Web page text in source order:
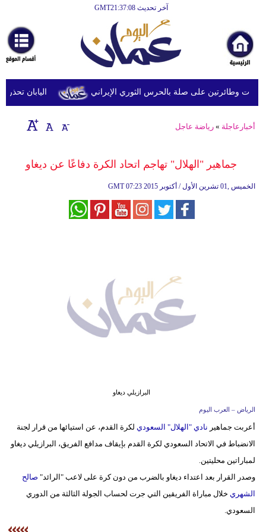
آخر تحديث GMT21:37:08
أخبارعاجلة
رياضة
ثقافة
إقتصاد
وموسيقى
علوم
وتكنولوجيا
مدوَّنات
أبراج
اليابان تحذر من على صلة بالحرس الثوري الإيراني
أخبارعاجلة »رياضة عاجل
جماهير "الهلال" تهاجم اتحاد الكرة دفاعًا عن ديغاو
GMT 07:23 2015 الخميس ,01 تشرين الأول / أكتوبر
البرازيلي ديغاو
الرياض – العرب اليوم
أعربت جماهير نادي "الهلال" السعودي لكرة القدم، عن استيائها من قرار لجنة
الانضباط في الاتحاد السعودي لكرة القدم بإيقاف مدافع الفريق، البرازيلي ديغاو
لمباراتين محليتين.
وصدر القرار بعد اعتداء ديغاو بالضرب من دون كرة على لاعب "الرائد" صالح
الشهري خلال مباراة الفريقين التي جرت لحساب الجولة الثالثة من الدوري
السعودي.